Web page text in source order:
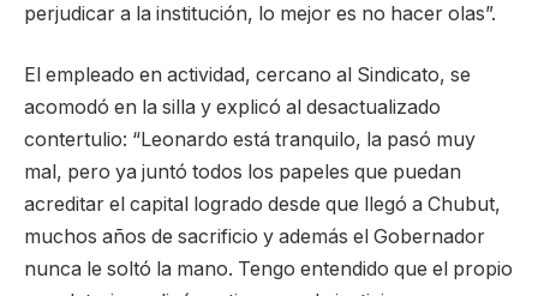
perjudicar a la institución, lo mejor es no hacer olas”.
El empleado en actividad, cercano al Sindicato, se
acomodó en la silla y explicó al desactualizado
contertulio: “Leonardo está tranquilo, la pasó muy
mal, pero ya juntó todos los papeles que puedan
acreditar el capital logrado desde que llegó a Chubut,
muchos años de sacrificio y además el Gobernador
nunca le soltó la mano. Tengo entendido que el propio